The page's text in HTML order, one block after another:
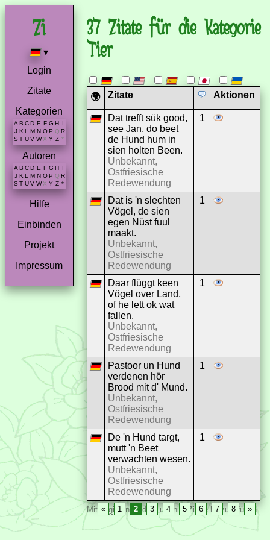
▾
Login
Zitate
Kategorien
A B C D E F G H I
J K L M N O P Q R
S T U V W X Y Z *
Autoren
A B C D E F G H
J K L M N O P Q R
S T U V W X Y Z *
Hilfe
Einbinden
Projekt
Impressum
37 Zitate für die Kategorie
Tier
🌍 Zitate Aktionen
Dat trefft sük good,
see Jan, do beet
de Hund hum in
sien holten Been.
Unbekannt,
Ostfriesische
Redewendung
1
Dat is 'n slechten
Vögel, de sien
egen Nüst fuul
maakt.
Unbekannt,
Ostfriesische
Redewendung
1
Daar flüggt keen
Vögel over Land,
of he lett ok wat
fallen.
Unbekannt,
Ostfriesische
Redewendung
1
Pastoor un Hund
verdenen hör
Brood mit d' Mund.
Unbekannt,
Ostfriesische
Redewendung
1
De 'n Hund targt,
mutt 'n Beet
verwachten wesen.
Unbekannt,
Ostfriesische
Redewendung
1
« 1 2 3 4 5 6 7 8 »
Mit Loginanmelden, um hier Zitate hinzuzufügen.